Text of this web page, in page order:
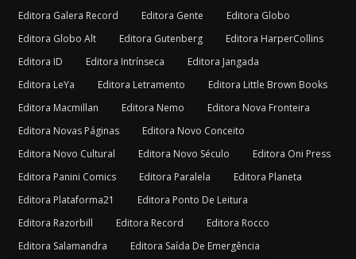
Editora Galera Record
Editora Gente
Editora Globo
Editora Globo Alt
Editora Gutenberg
Editora HarperCollins
Editora ID
Editora Intrínseca
Editora Jangada
Editora LeYa
Editora Letramento
Editora Little Brown Books
Editora Macmillan
Editora Nemo
Editora Nova Fronteira
Editora Novas Páginas
Editora Novo Conceito
Editora Novo Cultural
Editora Novo Século
Editora Oni Press
Editora Panini Comics
Editora Paralela
Editora Planeta
Editora Plataforma21
Editora Ponto De Leitura
Editora Razorbill
Editora Record
Editora Rocco
Editora Salamandra
Editora Saída De Emergência